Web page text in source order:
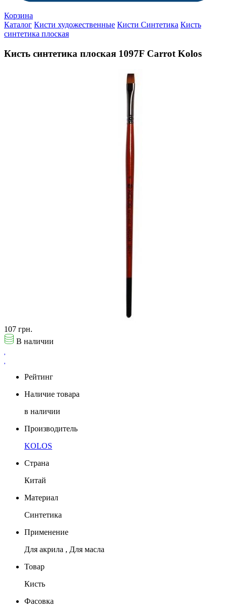
Корзина
Каталог Кисти художественные Кисти Синтетика Кисть
синтетика плоская
Кисть синтетика плоская 1097F Carrot Kolos
107 грн.
В наличии
Рейтинг
Наличие товара
в наличии
Производитель
KOLOS
Страна
Китай
Материал
Синтетика
Применение
Для акрила , Для масла
Товар
Кисть
Фасовка